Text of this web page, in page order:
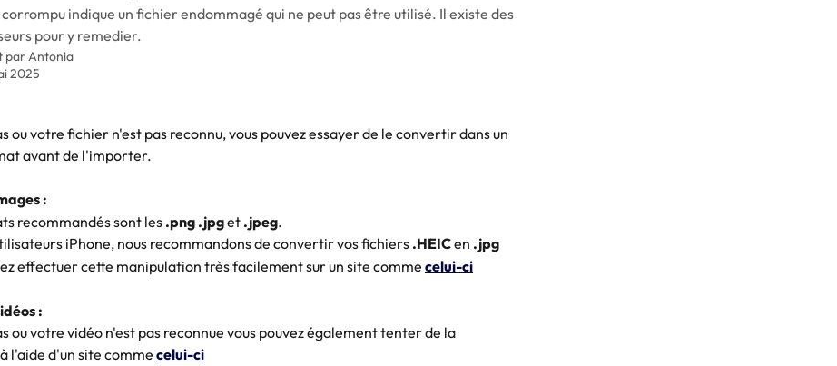
indique un fichier endommagé qui ne peut pas être utilisé. Il existe des
pour y remedier.
parAntonia
2025
ou votre fichier n'est pas reconnu, vous pouvez essayer de le convertir dans un
avant de l'importer.
:
recommandés sont les .png .jpg et .jpeg.
iPhone, nous recommandons de convertir vos fichiers .HEIC en .jpg
effectuer cette manipulation très facilement sur un site comme celui-ci
:
ou votre vidéo n'est pas reconnue vous pouvez également tenter de la
l'aide d'un site comme celui-ci